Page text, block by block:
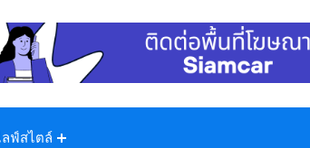
ลฟ์สไตล์